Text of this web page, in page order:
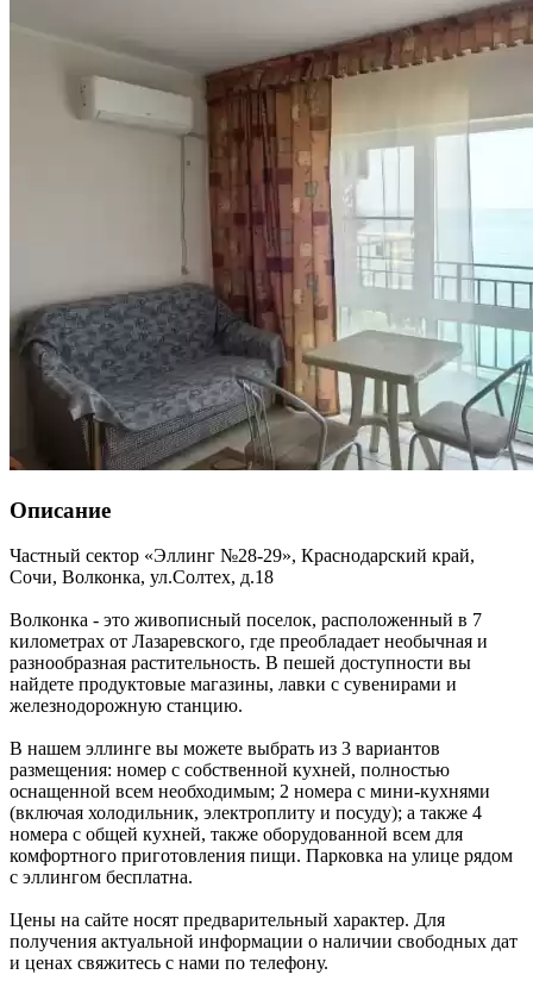
Описание
Частный сектор «Эллинг №28-29», Краснодарский край,
Сочи, Волконка, ул.Солтех, д.18
Волконка - это живописный поселок, расположенный в 7
километрах от Лазаревского, где преобладает необычная и
разнообразная растительность. В пешей доступности вы
найдете продуктовые магазины, лавки с сувенирами и
железнодорожную станцию.
В нашем эллинге вы можете выбрать из 3 вариантов
размещения: номер с собственной кухней, полностью
оснащенной всем необходимым; 2 номера с мини-кухнями
(включая холодильник, электроплиту и посуду); а также 4
номера с общей кухней, также оборудованной всем для
комфортного приготовления пищи. Парковка на улице рядом
с эллингом бесплатна.
Цены на сайте носят предварительный характер. Для
получения актуальной информации о наличии свободных дат
и ценах свяжитесь с нами по телефону.